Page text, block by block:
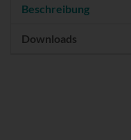
Beschreibung
Downloads